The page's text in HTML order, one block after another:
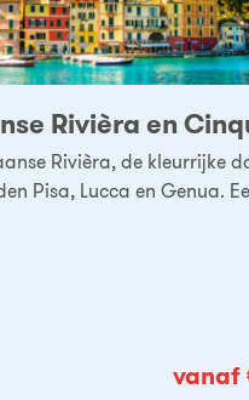
Rivièra en
Rivièra, de kleurrijke
Pisa, Lucca en Genua.
vanaf